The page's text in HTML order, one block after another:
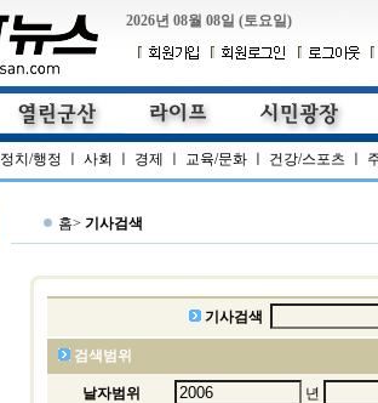
2026년 08월 08일 (토요일)
정치/행정 사회 경제 교육/문화 건강/스포츠
홈> 기사검색
기사검색
검색범위
날자범위 년